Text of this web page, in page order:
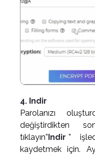
4. Indir
Parolanızı
değiştirdikten
tıklayın”Indir ”
kaydetmek için.